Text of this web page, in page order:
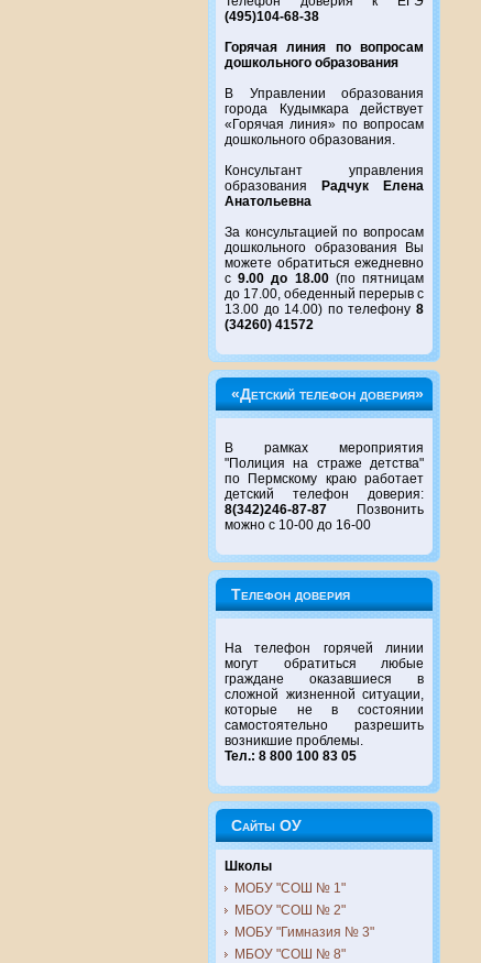
(495)104-68-38
Горячая линия по вопросам
дошкольного образования
В Управлении образования
города Кудымкара действует
«Горячая линия» по вопросам
дошкольного образования.
Консультант управления
образования
Радчук Елена
Анатольевна
За консультацией по вопросам
дошкольного образования Вы
можете обратиться ежедневно
с9.00 до 18.00(по пятницам
до 17.00, обеденный перерыв с
13.00 до 14.00) по телефону 8
(34260) 41572
«Детский телефон доверия»
В рамках мероприятия
"Полиция на страже детства"
по Пермскому краю работает
детский телефон доверия:
8(342)246-87-87 Позвонить
можно с 10-00 до 16-00
Телефон доверия
На телефон горячей линии
могут обратиться любые
граждане оказавшиеся в
сложной жизненной ситуации,
которые не в состоянии
самостоятельно разрешить
возникшие проблемы.
Тел.: 8 800 100 83 05
Сайты ОУ
Школы
МОБУ "СОШ № 1"
МБОУ "СОШ № 2"
МОБУ "Гимназия № 3"
МБОУ "СОШ № 8"